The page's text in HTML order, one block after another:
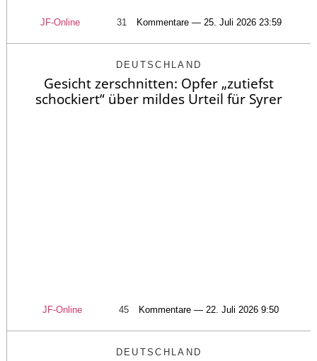
JF-Online 31 Kommentare — 25. Juli 2026 23:59
DEUTSCHLAND
Gesicht zerschnitten: Opfer „zutiefst
schockiert“ über mildes Urteil für Syrer
JF-Online 45 Kommentare — 22. Juli 2026 9:50
DEUTSCHLAND